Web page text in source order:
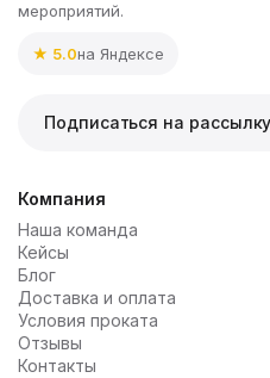
мероприятий.
★ 5.0на Яндексе
Подписаться на рассылку
Компания
Наша команда
Кейсы
Блог
Доставка и оплата
Условия проката
Отзывы
Контакты